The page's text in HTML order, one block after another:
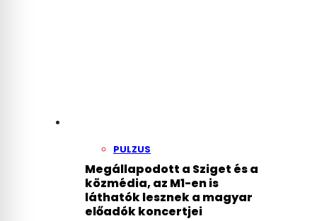
PULZUS
Megállapodott a Sziget és a
közmédia, az M1-en is
láthatók lesznek a magyar
előadók koncertjei